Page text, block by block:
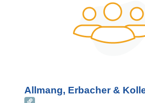
Allmang, Erbacher &